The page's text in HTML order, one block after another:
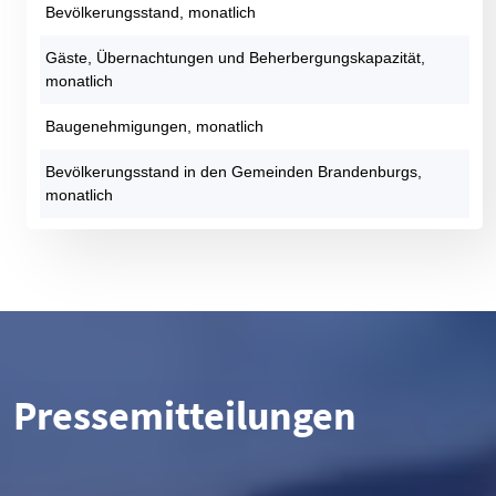
Bevölkerungsstand, monatlich
Gäste, Übernachtungen und Beherbergungskapazität,
monatlich
Baugenehmigungen, monatlich
Bevölkerungsstand in den Gemeinden Brandenburgs,
monatlich
Pressemitteilungen